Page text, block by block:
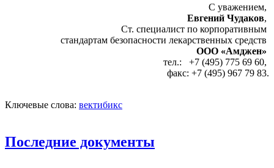
С уважением,
Евгений Чудаков,
Ст. специалист по корпоративным
стандартам безопасности лекарственных средств
ООО «Амджен»
тел.: +7 (495) 775 69 60,
факс: +7 (495) 967 79 83.
Ключевые слова: вектибикс
Последние документы